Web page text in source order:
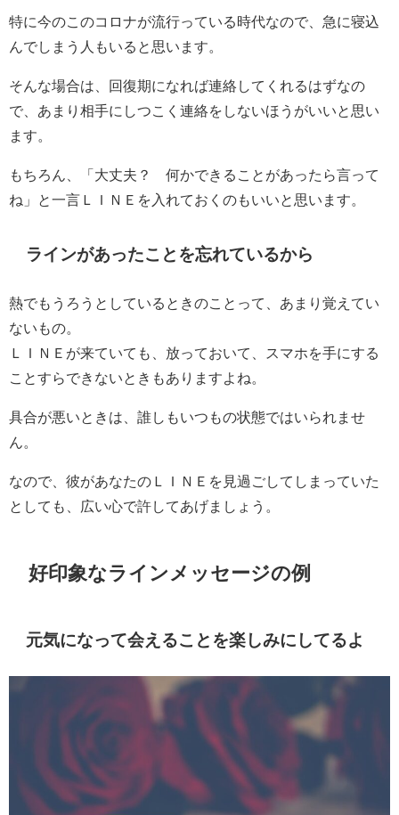
特に今のこのコロナが流行っている時代なので、急に寝込
んでしまう人もいると思います。
そんな場合は、回復期になれば連絡してくれるはずなの
で、あまり相手にしつこく連絡をしないほうがいいと思い
ます。
もちろん、「大丈夫？ 何かできることがあったら言って
ね」と一言ＬＩＮＥを入れておくのもいいと思います。
ラインがあったことを忘れているから
熱でもうろうとしているときのことって、あまり覚えてい
ないもの。
ＬＩＮＥが来ていても、放っておいて、スマホを手にする
ことすらできないときもありますよね。
具合が悪いときは、誰しもいつもの状態ではいられませ
ん。
なので、彼があなたのＬＩＮＥを見過ごしてしまっていた
としても、広い心で許してあげましょう。
好印象なラインメッセージの例
元気になって会えることを楽しみにしてるよ